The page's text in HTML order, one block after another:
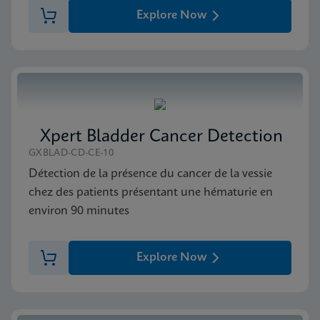
Xpert FII FV SDS Global (Multi)
Xpert FII FV SDS CE-IVD (English)
MSDS/FDS
Xpert FII FV SDS CE-IVD (French)
FRA
Explore Now
Xpert Bladder Cancer Detection
GXBLAD-CD-CE-10
Détection de la présence du cancer de la vessie
chez des patients présentant une hématurie en
environ 90 minutes
Explore Now